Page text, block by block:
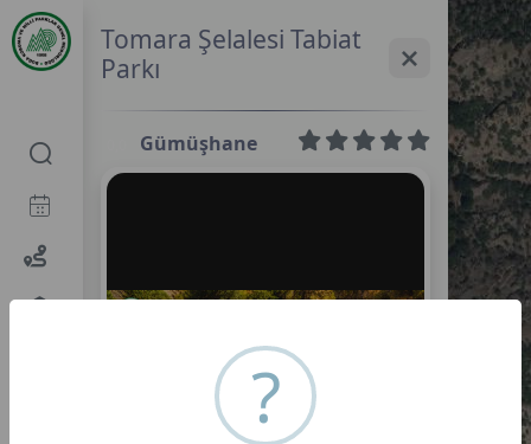
Tomara Şelalesi Tabiat
Parkı
Gümüşhane
?